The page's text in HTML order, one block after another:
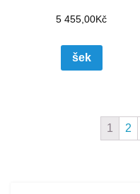
5 455,00Kč
šek
1 2